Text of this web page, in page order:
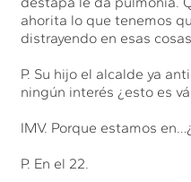
ahorita lo que tenemos
distrayendo en esas
P. Su hijo el alcalde ya
ningún interés ¿esto es
IMV. Porque estamos
P. En el 22.